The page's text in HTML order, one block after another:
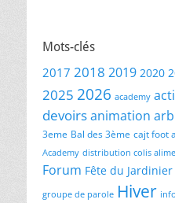
Mots-clés
2017 2018 2019 2020
2025 2026 academy
devoirsanimation
3eme Bal des 3ème cajt foot
Academy distribution colis
Forum Fête du
groupe de parole Hiver